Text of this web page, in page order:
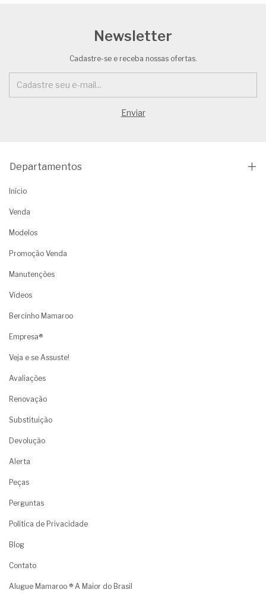
Newsletter
Cadastre-se e receba nossas ofertas.
Departamentos
Início
Venda
Modelos
Promoção Venda
Manutenções
Vídeos
Bercinho Mamaroo
Empresa®
Veja e se Assuste!
Avaliações
Renovação
Substituição
Devolução
Alerta
Peças
Perguntas
Política de Privacidade
Blog
Contato
Alugue Mamaroo ® A Maior do Brasil